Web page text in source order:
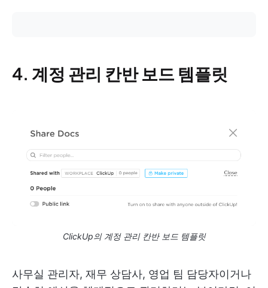
4. 계정 관리 칸반 보드 템플릿
ClickUp의 계정 관리 칸반 보드 템플릿
사무실 관리자, 재무 상담사, 영업 팀 담당자이거나